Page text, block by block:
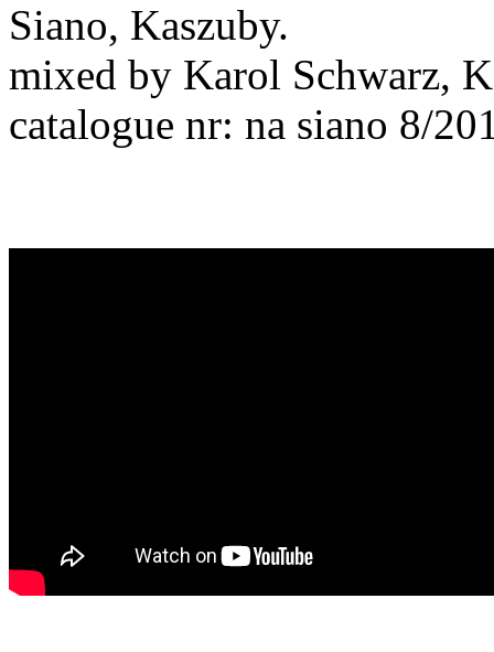
Siano, Kaszuby.
mixed by Karol Schwarz,
catalogue nr: na siano 8/